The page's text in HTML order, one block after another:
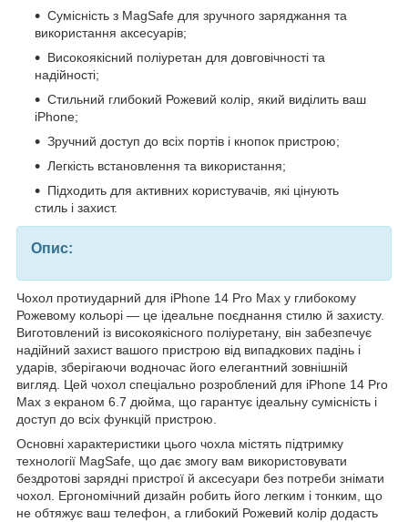
Сумісність з MagSafe для зручного заряджання та
використання аксесуарів;
Високоякісний поліуретан для довговічності та
надійності;
Стильний глибокий Рожевий колір, який виділить ваш
iPhone;
Зручний доступ до всіх портів і кнопок пристрою;
Легкість встановлення та використання;
Підходить для активних користувачів, які цінують
стиль і захист.
Опис:
Чохол протиударний для iPhone 14 Pro Max у глибокому
Рожевому кольорі — це ідеальне поєднання стилю й захисту.
Виготовлений із високоякісного поліуретану, він забезпечує
надійний захист вашого пристрою від випадкових падінь і
ударів, зберігаючи водночас його елегантний зовнішній
вигляд. Цей чохол спеціально розроблений для iPhone 14 Pro
Max з екраном 6.7 дюйма, що гарантує ідеальну сумісність і
доступ до всіх функцій пристрою.
Основні характеристики цього чохла містять підтримку
технології MagSafe, що дає змогу вам використовувати
бездротові зарядні пристрої й аксесуари без потреби знімати
чохол. Ергономічний дизайн робить його легким і тонким, що
не обтяжує ваш телефон, а глибокий Рожевий колір додасть